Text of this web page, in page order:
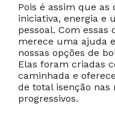
Pois é assim que as
iniciativa, energia e
pessoal. Com
merece uma ajuda
nossas opções de
Elas foram criadas
caminhada e
de total isenção nas
progressivos.